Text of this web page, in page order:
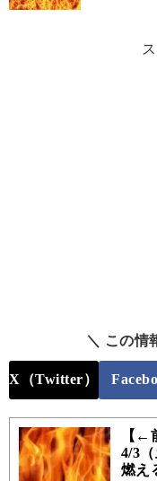
＼ この情
X（Twitter）
【←
4/3
燃え